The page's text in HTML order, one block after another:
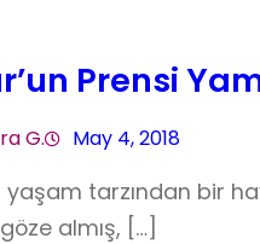
Prensi
G. May 4, 2018
yaşam tarzından bir
almış, […]